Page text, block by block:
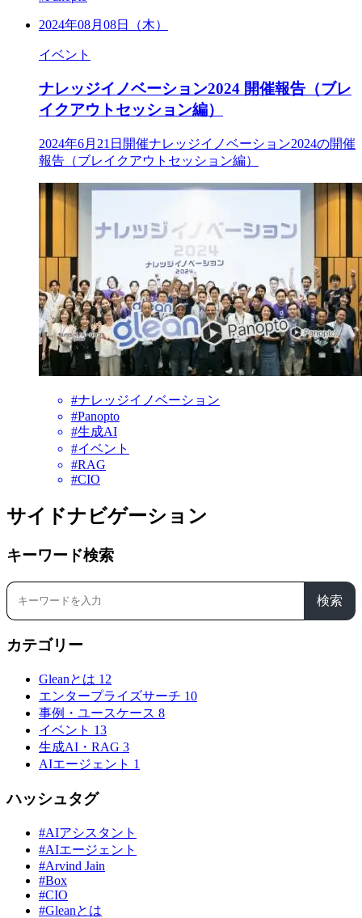
2024年08月08日（木）
イベント
ナレッジイノベーション2024 開催報告（ブレ
イクアウトセッション編）
2024年6月21日開催ナレッジイノベーション2024の開催
報告（ブレイクアウトセッション編）
#ナレッジイノベーション
#Panopto
#生成AI
#イベント
#RAG
#CIO
サイドナビゲーション
キーワード検索
検索
カテゴリー
Gleanとは 12
エンタープライズサーチ 10
事例・ユースケース 8
イベント 13
生成AI・RAG 3
AIエージェント 1
ハッシュタグ
#AIアシスタント
#AIエージェント
#Arvind Jain
#Box
#CIO
#Gleanとは